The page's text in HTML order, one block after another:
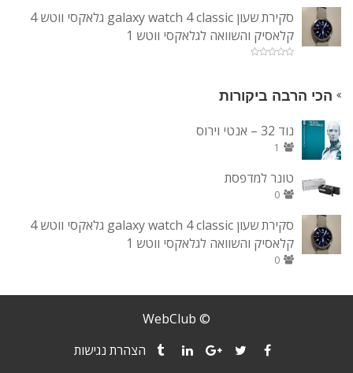
סקירת שעון galaxy watch 4 classic גלאקסי ווטש 4
קלאסיק והשוואה לגלאקסי ווטש 1
הכי הרבה ביקורות
נוד 32 – אנטי וירוס
1
טונר למדפסת
0
סקירת שעון galaxy watch 4 classic גלאקסי ווטש 4
קלאסיק והשוואה לגלאקסי ווטש 1
0
© WebClub
הצהרת נגישות